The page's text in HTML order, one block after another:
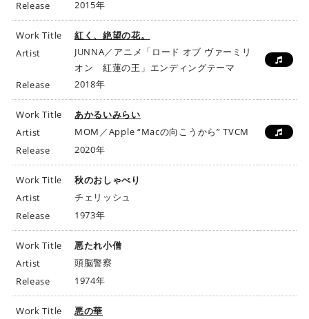
Release 2015年
Work Title
紅く、絶望の花。
Artist
JUNNA／アニメ「ロード オブ ヴァーミリ
オン 紅蓮の王」エンディングテーマ
Release
2018年
Work Title
あかるいみらい
Artist
MOM／Apple “Macの向こうから” TVCM
Release
2020年
Work Title
秋のおしゃべり
Artist
チェリッシュ
Release
1973年
Work Title
悪たれ小僧
Artist
頭脳警察
Release
1974年
Work Title
悪の華